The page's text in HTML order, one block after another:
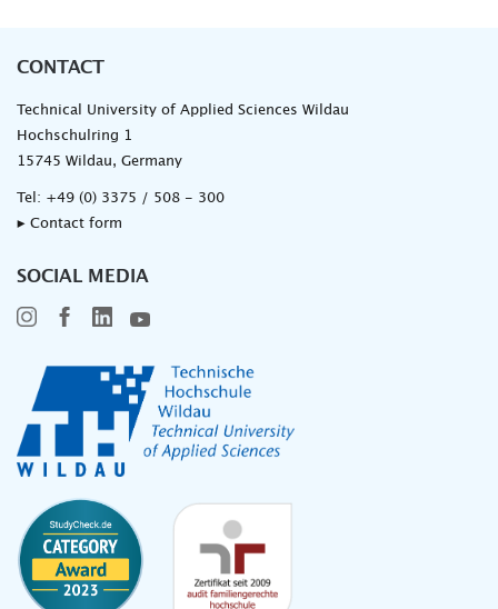
CONTACT
Technical University of Applied Sciences Wildau
Hochschulring 1
15745 Wildau, Germany
Tel: +49 (0) 3375 / 508 - 300
▸ Contact form
SOCIAL MEDIA